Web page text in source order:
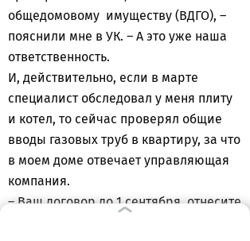
общедомовому имуществу (ВДГО), –
пояснили мне в УК. – А это уже наша
ответственность.
И, действительно, если в марте
специалист обследовал у меня плиту
и котел, то сейчас проверял общие
вводы газовых труб в квартиру, за что
в моем доме отвечает управляющая
компания.
– Ваш договор до 1 сентября отнесите